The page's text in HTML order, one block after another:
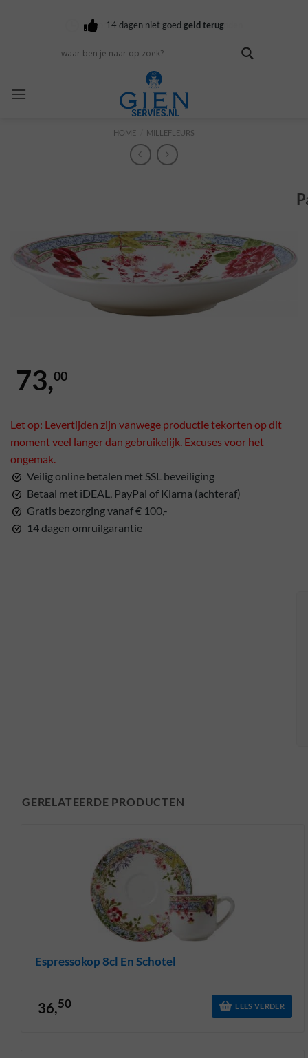
Gratis verzendingvanaf 100,-
Voor 16:00 besteldvandaag verzonden
14 dagen niet goedgeld terug
HOME MILLEFLEURS
73,00
Let op: Levertijden zijn vanwege productie tekorten op dit
moment veel langer dan gebruikelijk. Excuses voor het
ongemak.
Veilig online betalen met SSL beveiliging
Betaal met iDEAL, PayPal of Klarna (achteraf)
Gratis bezorging vanaf € 100,-
14 dagen omruilgarantie
GERELATEERDE PRODUCTEN
Espressokop 8cl En Schotel
36,50 LEES VERDER